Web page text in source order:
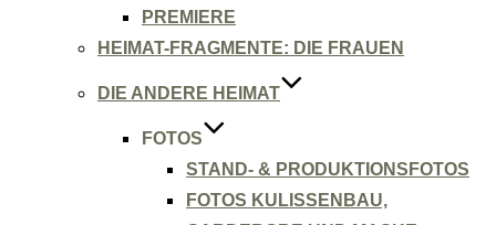
PREMIERE
HEIMAT-FRAGMENTE: DIE FRAUEN
DIE ANDERE HEIMAT
FOTOS
STAND- & PRODUKTIONSFOTOS
FOTOS KULISSENBAU,